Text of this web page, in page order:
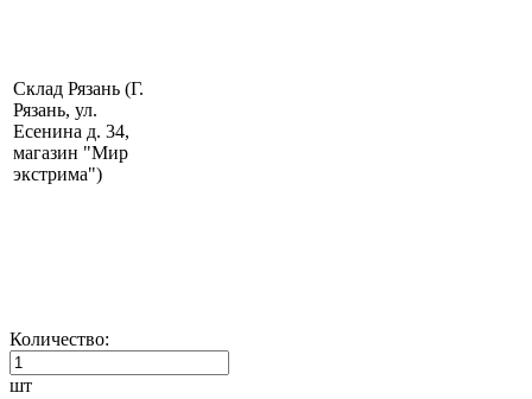
Склад Рязань (Г.
Рязань, ул.
Есенина д. 34,
магазин "Мир
экстрима")
Количество:
шт